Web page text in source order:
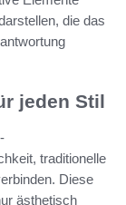
die das
jeden Stil
traditionelle
Diese
ästhetisch